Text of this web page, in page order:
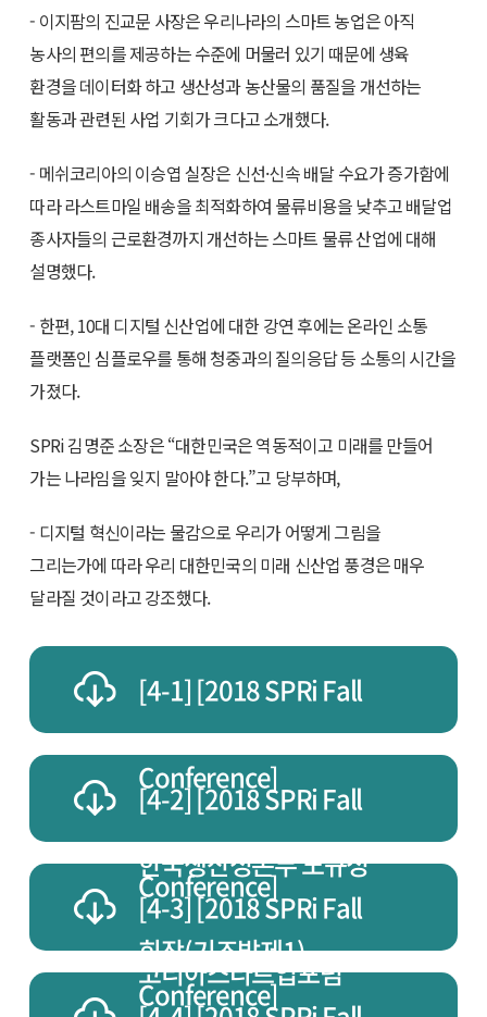
- 이지팜의 진교문 사장은 우리나라의 스마트 농업은 아직
농사의 편의를 제공하는 수준에 머물러 있기 때문에 생육
환경을 데이터화 하고 생산성과 농산물의 품질을 개선하는
활동과 관련된 사업 기회가 크다고 소개했다.
- 메쉬코리아의 이승엽 실장은 신선·신속 배달 수요가 증가함에
따라 라스트마일 배송을 최적화하여 물류비용을 낮추고 배달업
종사자들의 근로환경까지 개선하는 스마트 물류 산업에 대해
설명했다.
- 한편, 10대 디지털 신산업에 대한 강연 후에는 온라인 소통
플랫폼인 심플로우를 통해 청중과의 질의응답 등 소통의 시간을
가졌다.
SPRi 김명준 소장은 “대한민국은 역동적이고 미래를 만들어
가는 나라임을 잊지 말아야 한다.”고 당부하며,
- 디지털 혁신이라는 물감으로 우리가 어떻게 그림을
그리는가에 따라 우리 대한민국의 미래 신산업 풍경은 매우
달라질 것이라고 강조했다.
[4-1] [2018 SPRi Fall
Conference]
한국생산성본부 노규성
회장(기조발제1)
[4-2] [2018 SPRi Fall
Conference]
코리아스타트업포럼
[4-3] [2018 SPRi Fall
Conference]